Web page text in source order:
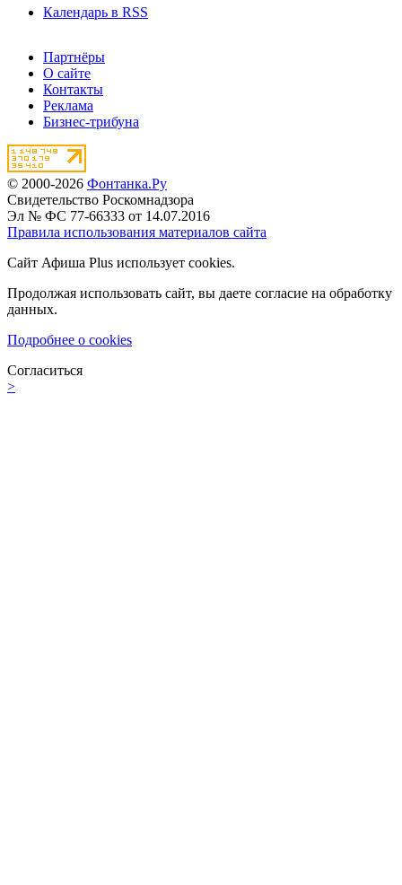
Календарь в RSS
Партнёры
О сайте
Контакты
Реклама
Бизнес-трибуна
© 2000-2026 Фонтанка.Ру
Свидетельство Роскомнадзора
Эл № ФС 77-66333 от 14.07.2016
Правила использования материалов сайта
Сайт Афиша Plus использует cookies.
Продолжая использовать сайт, вы даете согласие на обработку
данных.
Подробнее о cookies
Согласиться
>